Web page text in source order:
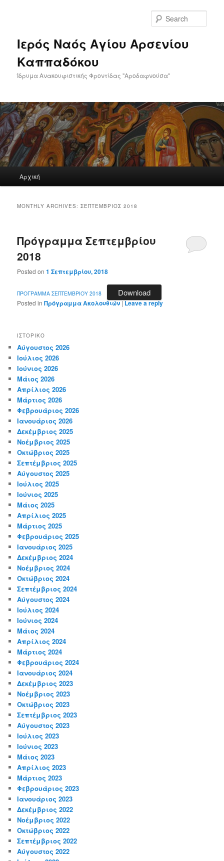
Ιερός Ναός Αγίου Αρσενίου
Καππαδόκου
Ίδρυμα Ανακουφιστικής Φροντίδας "Αροδαφνούσα"
Αρχική
MONTHLY ARCHIVES:ΣΕΠΤΈΜΒΡΙΟΣ 2018
Πρόγραμμα Σεπτεμβρίου
2018
Posted on1 Σεπτεμβρίου, 2018
ΠΡΟΓΡΑΜΜΑ ΣΕΠΤΕΜΒΡΙΟΥ 2018 Download
Posted in Πρόγραμμα Ακολουθιών|Leave a reply
ΙΣΤΟΡΙΚΌ
Αύγουστος 2026
Ιούλιος 2026
Ιούνιος 2026
Μάιος 2026
Απρίλιος 2026
Μάρτιος 2026
Φεβρουάριος 2026
Ιανουάριος 2026
Δεκέμβριος 2025
Νοέμβριος 2025
Οκτώβριος 2025
Σεπτέμβριος 2025
Αύγουστος 2025
Ιούλιος 2025
Ιούνιος 2025
Μάιος 2025
Απρίλιος 2025
Μάρτιος 2025
Φεβρουάριος 2025
Ιανουάριος 2025
Δεκέμβριος 2024
Νοέμβριος 2024
Οκτώβριος 2024
Σεπτέμβριος 2024
Αύγουστος 2024
Ιούλιος 2024
Ιούνιος 2024
Μάιος 2024
Απρίλιος 2024
Μάρτιος 2024
Φεβρουάριος 2024
Ιανουάριος 2024
Δεκέμβριος 2023
Νοέμβριος 2023
Οκτώβριος 2023
Σεπτέμβριος 2023
Αύγουστος 2023
Ιούλιος 2023
Ιούνιος 2023
Μάιος 2023
Απρίλιος 2023
Μάρτιος 2023
Φεβρουάριος 2023
Ιανουάριος 2023
Δεκέμβριος 2022
Νοέμβριος 2022
Οκτώβριος 2022
Σεπτέμβριος 2022
Αύγουστος 2022